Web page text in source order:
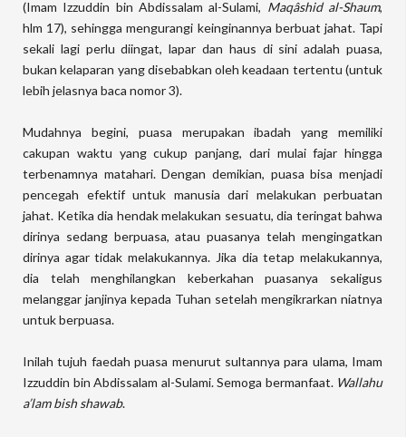
(Imam Izzuddin bin Abdissalam al-Sulami, Maqâshid al-Shaum,
hlm 17), sehingga mengurangi keinginannya berbuat jahat. Tapi
sekali lagi perlu diingat, lapar dan haus di sini adalah puasa,
bukan kelaparan yang disebabkan oleh keadaan tertentu (untuk
lebih jelasnya baca nomor 3).
Mudahnya begini, puasa merupakan ibadah yang memiliki
cakupan waktu yang cukup panjang, dari mulai fajar hingga
terbenamnya matahari. Dengan demikian, puasa bisa menjadi
pencegah efektif untuk manusia dari melakukan perbuatan
jahat. Ketika dia hendak melakukan sesuatu, dia teringat bahwa
dirinya sedang berpuasa, atau puasanya telah mengingatkan
dirinya agar tidak melakukannya. Jika dia tetap melakukannya,
dia telah menghilangkan keberkahan puasanya sekaligus
melanggar janjinya kepada Tuhan setelah mengikrarkan niatnya
untuk berpuasa.
Inilah tujuh faedah puasa menurut sultannya para ulama, Imam
Izzuddin bin Abdissalam al-Sulami. Semoga bermanfaat. Wallahu
a’lam bish shawab.